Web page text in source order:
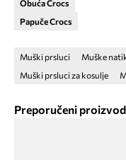
Obuća Crocs
Papuče Crocs
Muški prsluci Muške
Muški prsluci za kosulje
Preporučeni